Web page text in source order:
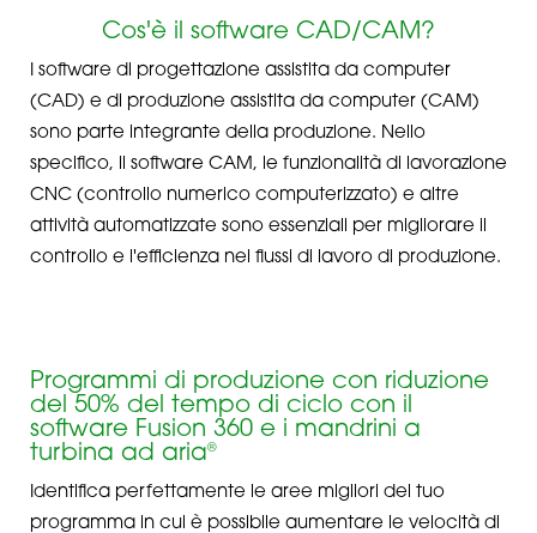
Cos'è il software CAD/CAM?
I software di progettazione assistita da computer
(CAD) e di produzione assistita da computer (CAM)
sono parte integrante della produzione. Nello
specifico, il software CAM, le funzionalità di lavorazione
CNC (controllo numerico computerizzato) e altre
attività automatizzate sono essenziali per migliorare il
controllo e l'efficienza nei flussi di lavoro di produzione.
Programmi di produzione con riduzione
del 50% del tempo di ciclo con il
software Fusion 360 e i mandrini a
turbina ad aria®
Identifica perfettamente le aree migliori del tuo
programma in cui è possibile aumentare le velocità di